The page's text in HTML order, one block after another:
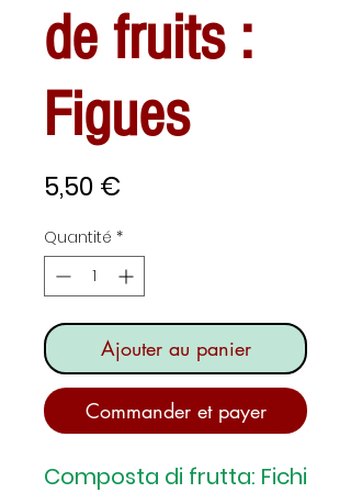
de fruits :
Figues
5,50 €
Quantité *
Ajouter au panier
Commander et payer
Composta di frutta: Fichi